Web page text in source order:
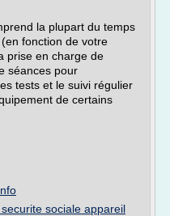
la plupart du temps
fonction de votre
prise en charge de
séances pour
tests et le suivi régulier
de certains
sociale appareil